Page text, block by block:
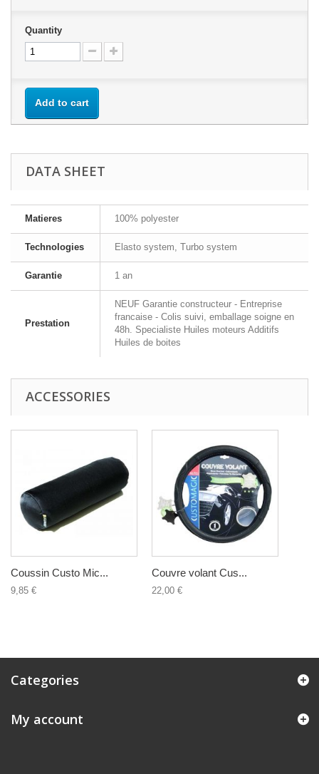
Quantity
Add to cart
DATA SHEET
Matieres 100% polyester
Technologies Elasto system, Turbo system
Garantie 1 an
Prestation
NEUF Garantie constructeur - Entreprise
francaise - Colis suivi, emballage soigne en
48h. Specialiste Huiles moteurs Additifs
Huiles de boites
ACCESSORIES
Coussin Custo Mic...
9,85 €
Couvre volant Cus...
22,00 €
Categories
My account